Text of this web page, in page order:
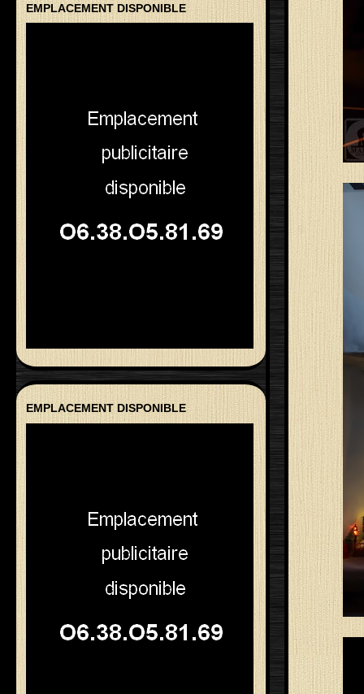
EMPLACEMENT DISPONIBLE
EMPLACEMENT DISPONIBLE